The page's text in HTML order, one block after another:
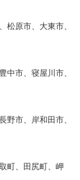
松原市、大東市、
中市、寝屋川市、
野市、岸和田市、
町、田尻町、岬